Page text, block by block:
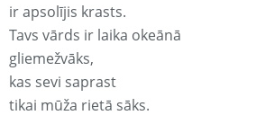
ir apsolījis krasts.
Tavs vārds ir laika okeānā
gliemežvāks,
kas sevi saprast
tikai mūža rietā sāks.